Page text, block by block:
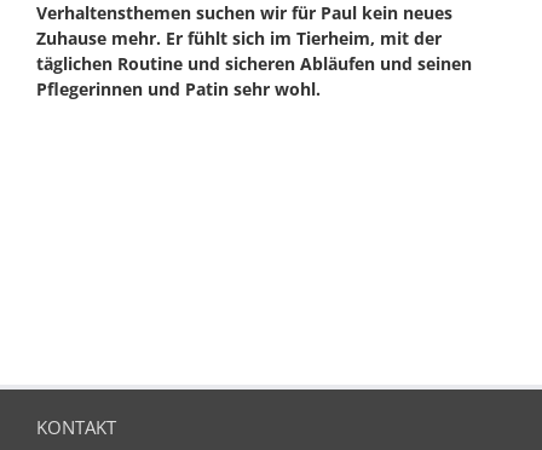
Verhaltensthemen suchen wir für Paul kein neues
Zuhause mehr. Er fühlt sich im Tierheim, mit der
täglichen Routine und sicheren Abläufen und seinen
Pflegerinnen und Patin sehr wohl.
KONTAKT